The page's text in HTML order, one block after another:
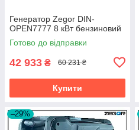
Генератор Zegor DIN-
OPEN7777 8 кВт бензиновий
Готово до відправки
42 933 ₴ 60 231 ₴
Купити
–29%